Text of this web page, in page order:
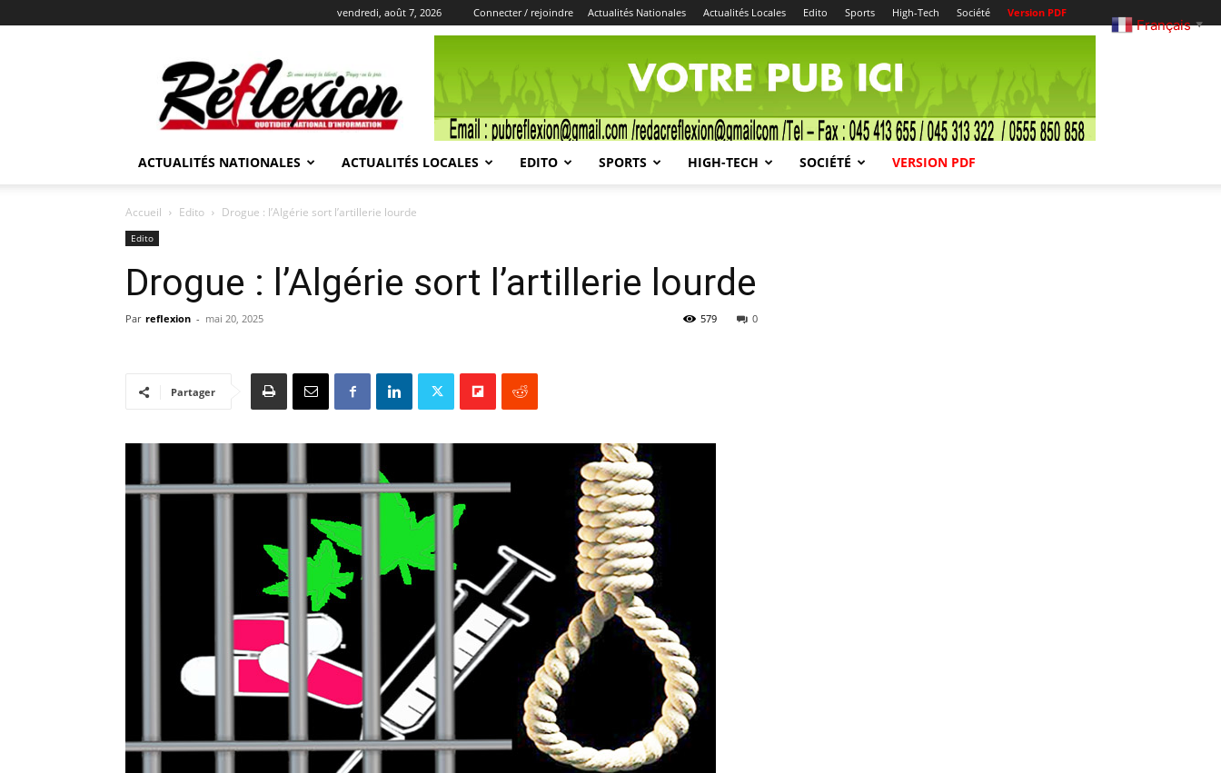
vendredi, août 7, 2026 Connecter / rejoindre Actualités Nationales Actualités Locales Edito Sports High-Tech Société Version PDF
REFLEXION
ACTUALITÉS NATIONALES ACTUALITÉS LOCALES EDITO SPORTS HIGH-TECH SOCIÉTÉ VERSION PDF
Accueil Edito Drogue : l’Algérie sort l’artillerie lourde
Edito
Drogue : l’Algérie sort l’artillerie lourde
Par reflexion - mai 20, 2025 0
579
Partager
Français ▼